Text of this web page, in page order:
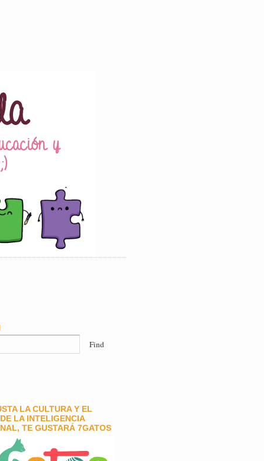
LA CULTURA Y EL
LA INTELIGENCIA
TE GUSTARÁ 7GATOS